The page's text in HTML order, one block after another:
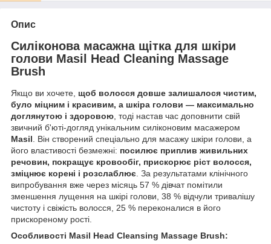
Опис
Силіконова масажна щітка для шкіри
голови Masil Head Cleaning Massage
Brush
Якщо ви хочете, щоб волосся довше залишалося чистим,
було міцним і красивим, а шкіра голови — максимально
доглянутою і здоровою , тоді настав час доповнити свій
звичний б'юті-догляд унікальним силіконовим масажером
Masil . Він створений спеціально для масажу шкіри голови, а
його властивості безмежні: посилює приплив живильних
речовин, покращує кровообіг, прискорює ріст волосся,
зміцнює корені і розслаблює . За результатами клінічного
випробування вже через місяць 57 % дівчат помітили
зменшення лущення на шкірі голови, 38 % відчули тривалішу
чистоту і свіжість волосся, 25 % переконалися в його
прискореному рості.
Особливості Masil Head Cleansing Massage Brush: